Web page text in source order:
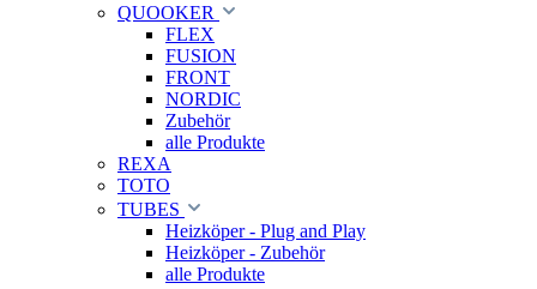
QUOOKER
FLEX
FUSION
FRONT
NORDIC
Zubehör
alle Produkte
REXA
TOTO
TUBES
Heizköper - Plug and Play
Heizköper - Zubehör
alle Produkte